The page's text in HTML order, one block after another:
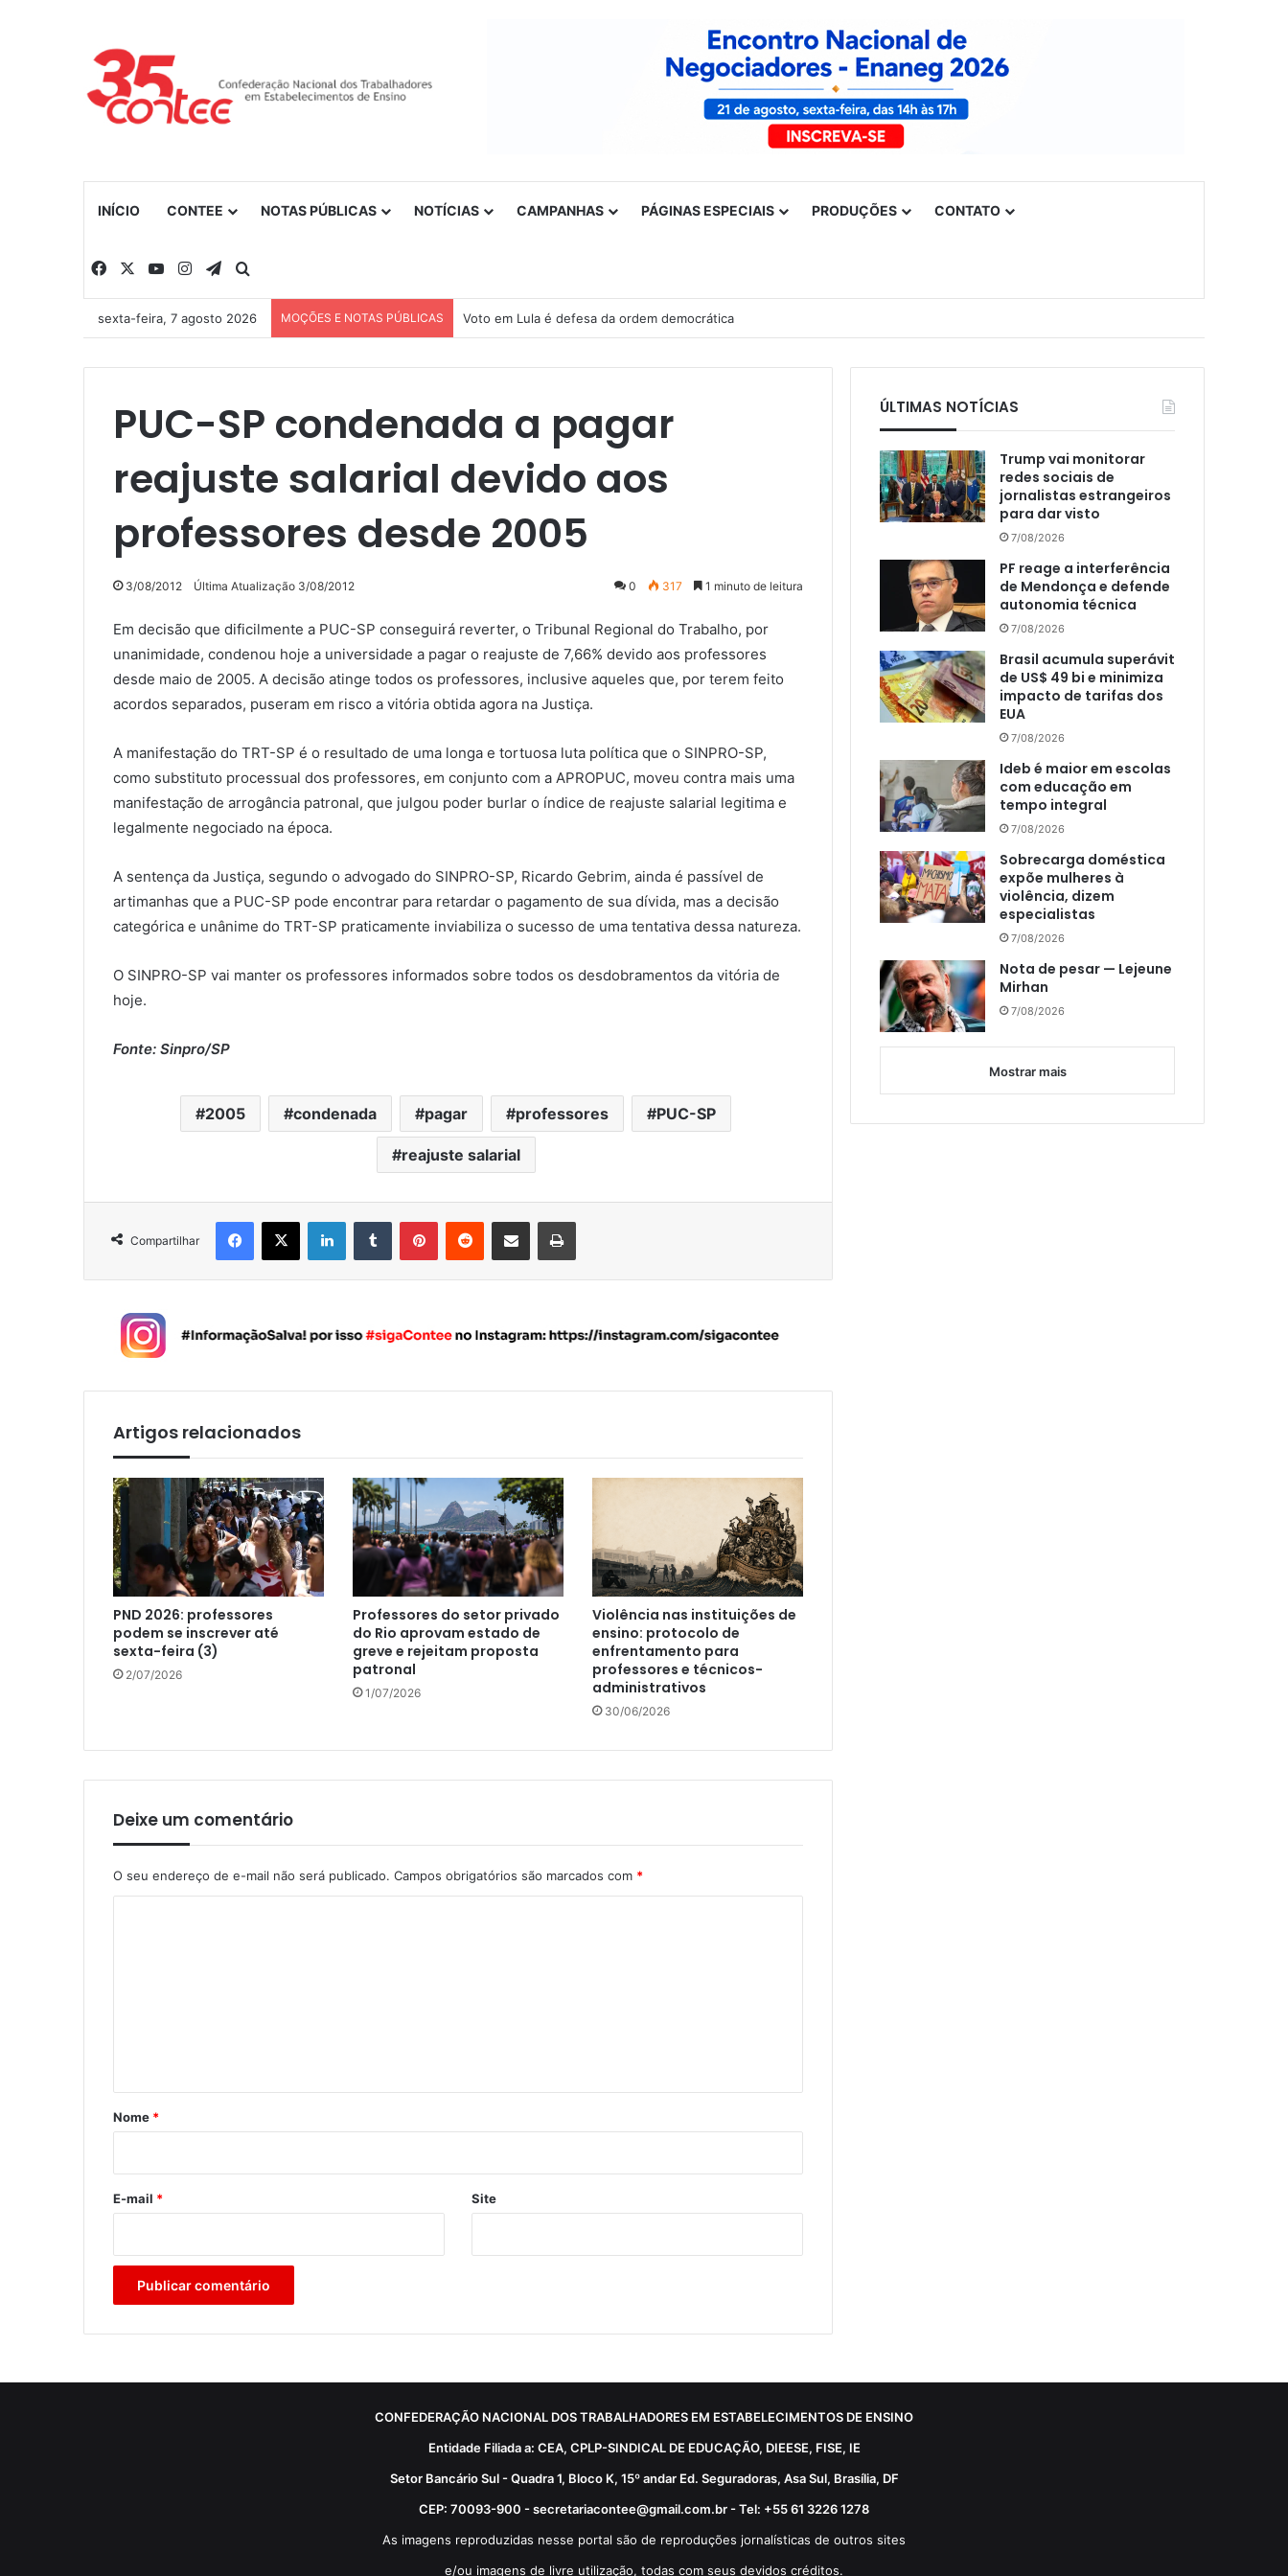
INÍCIO CONTEE NOTAS PÚBLICAS NOTÍCIAS CAMPANHAS PÁGINAS ESPECIAIS PRODUÇÕES CONTATO
Facebook YouTubeInstagramTelegram
sexta-feira, 7 agosto 2026 MOÇÕES E NOTAS PÚBLICAS Voto em Lula é defesa da ordem democrática
PUC-SP condenada a pagar
reajuste salarial devido aos
professores desde 2005
3/08/2012 Última Atualização 3/08/2012 0 317 1 minuto de leitura
Em decisão que dificilmente a PUC-SP conseguirá reverter, o Tribunal Regional do Trabalho, por
unanimidade, condenou hoje a universidade a pagar o reajuste de 7,66% devido aos professores
desde maio de 2005. A decisão atinge todos os professores, inclusive aqueles que, por terem feito
acordos separados, puseram em risco a vitória obtida agora na Justiça.
A manifestação do TRT-SP é o resultado de uma longa e tortuosa luta política que o SINPRO-SP,
como substituto processual dos professores, em conjunto com a APROPUC, moveu contra mais uma
manifestação de arrogância patronal, que julgou poder burlar o índice de reajuste salarial legitima e
legalmente negociado na época.
A sentença da Justiça, segundo o advogado do SINPRO-SP, Ricardo Gebrim, ainda é passível de
artimanhas que a PUC-SP pode encontrar para retardar o pagamento de sua dívida, mas a decisão
categórica e unânime do TRT-SP praticamente inviabiliza o sucesso de uma tentativa dessa natureza.
O SINPRO-SP vai manter os professores informados sobre todos os desdobramentos da vitória de
hoje.
Fonte: Sinpro/SP
2005 condenada pagar professores PUC-SP
reajuste salarial
Compartilhar
Artigos relacionados
PND 2026: professores
podem se inscrever até
sexta-feira (3)
2/07/2026
Professores do setor privado
do Rio aprovam estado de
greve e rejeitam proposta
patronal
1/07/2026
Violência nas instituições de
ensino: protocolo de
enfrentamento para
professores e técnicos-
administrativos
30/06/2026
Deixe um comentário
O seu endereço de e-mail não será publicado. Campos obrigatórios são marcados com *
r
*
Nome *
E-mail * Site
ÚLTIMAS NOTÍCIAS
Trump vai monitorar
redes sociais de
jornalistas estrangeiros
para dar visto
7/08/2026
PF reage a interferência
de Mendonça e defende
autonomia técnica
7/08/2026
Brasil acumula superávit
de US$ 49 bi e minimiza
impacto de tarifas dos
EUA
7/08/2026
Ideb é maior em escolas
com educação em
tempo integral
7/08/2026
Sobrecarga doméstica
expõe mulheres à
violência, dizem
especialistas
7/08/2026
Nota de pesar — Lejeune
Mirhan
7/08/2026
Mostrar mais
CONFEDERAÇÃO NACIONAL DOS TRABALHADORES EM ESTABELECIMENTOS DE ENSINO
Entidade Filiada a: CEA, CPLP-SINDICAL DE EDUCAÇÃO, DIEESE, FISE, IE
Setor Bancário Sul - Quadra 1, Bloco K, 15º andar Ed. Seguradoras, Asa Sul, Brasília, DF
CEP: 70093-900 - secretariacontee@gmail.com.br - Tel: +55 61 3226 1278
As imagens reproduzidas nesse portal são de reproduções jornalísticas de outros sites
e/ou imagens de livre utilização, todas com seus devidos créditos.